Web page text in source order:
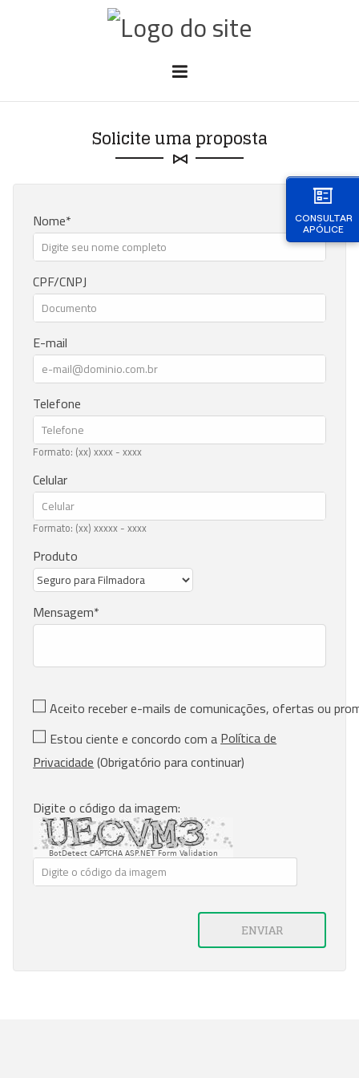
CONSULTAR
APÓLICE
Solicite uma proposta
Nome
CPF/CNPJ
E-mail
Telefone
Formato: (xx) xxxx - xxxx
Celular
Formato: (xx) xxxxx - xxxx
Produto
Mensagem
Aceito receber e-mails de comunicações, ofertas ou
Estou ciente e concordo com aPolítica de
Privacidade(Obrigatório para continuar)
Digite o código da imagem:
BotDetect CAPTCHA ASP.NET Form Validation
ENVIAR